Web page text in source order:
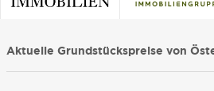
Aktuelle Grundstückspreise von